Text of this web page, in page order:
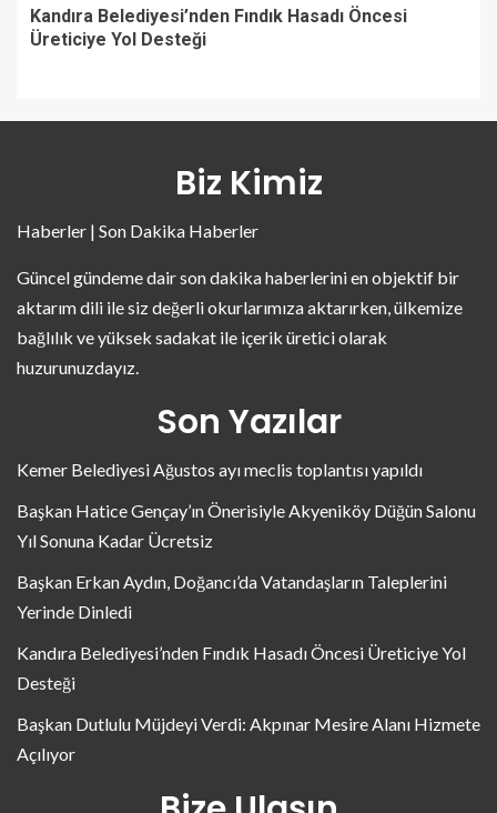
Kandıra Belediyesi’nden Fındık Hasadı Öncesi
Üreticiye Yol Desteği
Biz Kimiz
Haberler | Son Dakika Haberler
Güncel gündeme dair son dakika haberlerini en objektif bir
aktarım dili ile siz değerli okurlarımıza aktarırken, ülkemize
bağlılık ve yüksek sadakat ile içerik üretici olarak
huzurunuzdayız.
Son Yazılar
Kemer Belediyesi Ağustos ayı meclis toplantısı yapıldı
Başkan Hatice Gençay’ın Önerisiyle Akyeniköy Düğün Salonu
Yıl Sonuna Kadar Ücretsiz
Başkan Erkan Aydın, Doğancı’da Vatandaşların Taleplerini
Yerinde Dinledi
Kandıra Belediyesi’nden Fındık Hasadı Öncesi Üreticiye Yol
Desteği
Başkan Dutlulu Müjdeyi Verdi: Akpınar Mesire Alanı Hizmete
Açılıyor